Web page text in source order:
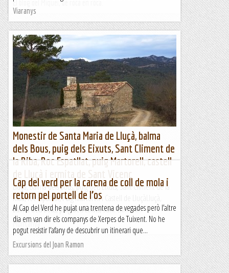
El blog del Miquel, de roca en roca.
Viaranys
Monestir de Santa Maria de Lluçà, balma
dels Bous, puig dels Eixuts, Sant Climent de
la Riba, Roc Espatllat, puig Martorell, castell
Lluçà, Balma dels Bous, puig dels Eixuts, Sant Climent de la
Riba, roc Espatllat, Puig Martorell i Castell de LluçàLluçà,
Balma dels Bous, puig dels Eixuts, Sant Climent...
Muntanya
Cap del verd per la carena de coll de mola i
retorn pel portell de l’os
Al Cap del Verd he pujat una trentena de vegades però l’altre
dia em van dir els companys de Xerpes de Tuixent. No he
pogut resistir l’afany de descubrir un itinerari que...
Excursions del Joan Ramon